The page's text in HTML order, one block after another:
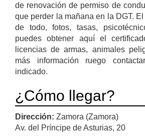
de renovación de permiso de
que perder la mañana en la DGT.
de todo, fotos, tasas,
puedes obtener aquí el
licencias de armas, animales
más información ruego
indicado.
¿Cómo llegar?
Dirección: Zamora (Zamora)
Av. del Príncipe de Asturias, 20